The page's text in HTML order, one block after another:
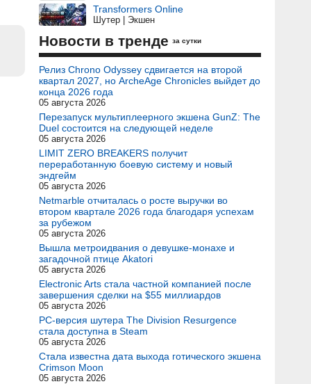
Transformers Online
Шутер | Экшен
Новости в тренде за сутки
Релиз Chrono Odyssey сдвигается на второй
квартал 2027, но ArcheAge Chronicles выйдет до
конца 2026 года
05 августа 2026
Перезапуск мультиплеерного экшена GunZ: The
Duel состоится на следующей неделе
05 августа 2026
LIMIT ZERO BREAKERS получит
переработанную боевую систему и новый
эндгейм
05 августа 2026
Netmarble отчиталась о росте выручки во
втором квартале 2026 года благодаря успехам
за рубежом
05 августа 2026
Вышла метроидвания о девушке-монахе и
загадочной птице Akatori
05 августа 2026
Electronic Arts стала частной компанией после
завершения сделки на $55 миллиардов
05 августа 2026
PC-версия шутера The Division Resurgence
стала доступна в Steam
05 августа 2026
Стала известна дата выхода готического экшена
Crimson Moon
05 августа 2026